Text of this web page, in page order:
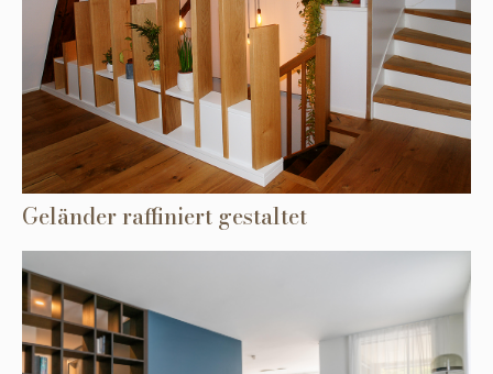
Geländer raffiniert gestaltet